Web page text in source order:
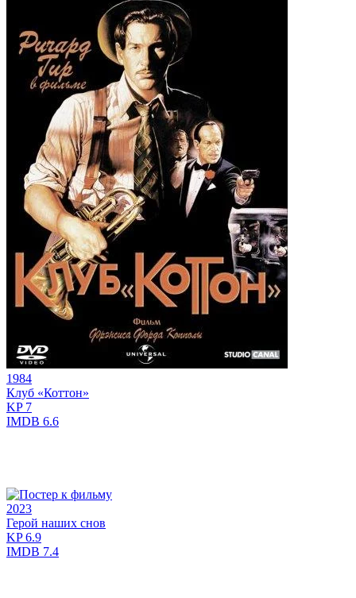
1984
Клуб «Коттон»
KP7
IMDB 6.6
2023
Герой наших снов
KP6.9
IMDB 7.4